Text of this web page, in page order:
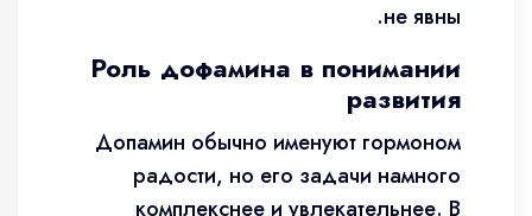
не явны.
Роль дофамина в понимании
развития
Допамин обычно именуют гормоном
радости, но его задачи намного
комплекснее и увлекательнее. В